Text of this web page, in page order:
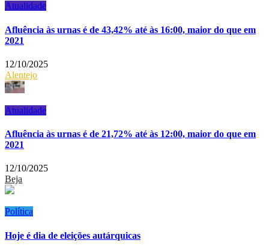
Atualidade
Afluência às urnas é de 43,42% até às 16:00, maior do que em
2021
12/10/2025
Alentejo
Atualidade
Afluência às urnas é de 21,72% até às 12:00, maior do que em
2021
12/10/2025
Beja
Política
Hoje é dia de eleições autárquicas